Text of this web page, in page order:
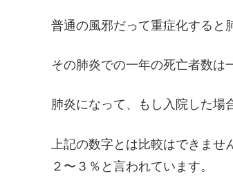
普通の風邪だって重症化すると
その肺炎での一年の死亡者数は
肺炎になって、もし入院した場
上記の数字とは比較はできま
２〜３％と言われています。